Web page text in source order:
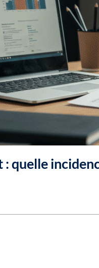
quelle